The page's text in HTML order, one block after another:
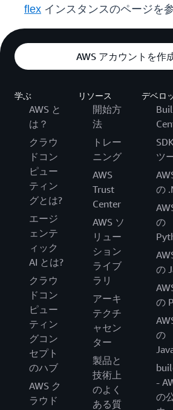
flex インスタンスのページを
AWS アカウントを作
学ぶ
AWS と
は？
クラウ
ドコン
ピュー
ティン
グとは?
エージ
ェンテ
ィック
AI とは?
クラウ
ドコン
ピュー
ティン
グコン
セプト
のハブ
AWS ク
ラウド
リソース
開始方
法
トレー
ニング
AWS
Trust
Center
AWS ソ
リュー
ション
ライブ
ラリ
アーキ
テクチ
ャセン
ター
製品と
技術上
のよく
ある質
デベロ
ツ
の
の
の
の
の
-
の